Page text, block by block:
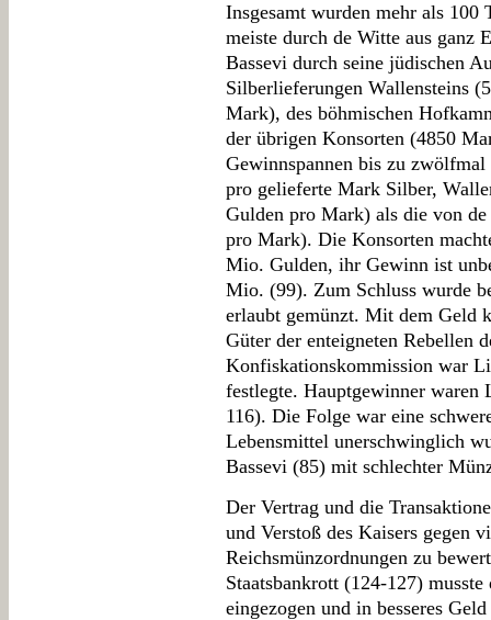
Insgesamt wurden mehr als 100
meiste durch de Witte aus ganz
Bassevi durch seine jüdischen
Silberlieferungen Wallensteins
Mark), des böhmischen
der übrigen Konsorten (4850
Gewinnspannen bis zu
pro gelieferte Mark Silber,
Gulden pro Mark) als die von
pro Mark). Die Konsorten
Mio. Gulden, ihr Gewinn ist
Mio. (99). Zum Schluss wurde
erlaubt gemünzt. Mit dem Geld
Güter der enteigneten Rebellen
Konfiskationskommission war
festlegte. Hauptgewinner waren
116). Die Folge war eine
Lebensmittel unerschwinglich
Bassevi (85) mit schlechter
Der Vertrag und die
und Verstoß des Kaisers gegen
Reichsmünzordnungen zu
Staatsbankrott (124-127)
eingezogen und in besseres